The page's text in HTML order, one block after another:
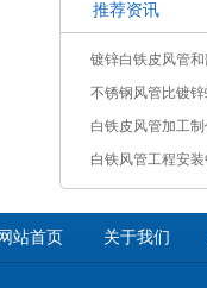
推荐资讯
镀锌白铁皮风管
不锈钢风管比镀
白铁皮风管加工
白铁风管工程安
网站首页 关于我们